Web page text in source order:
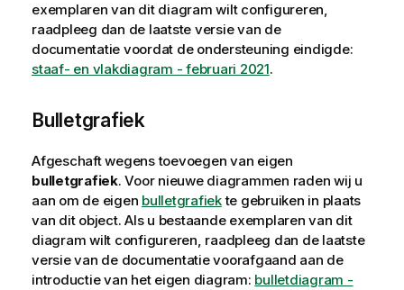
exemplaren van dit diagram wilt configureren,
raadpleeg dan de laatste versie van de
documentatie voordat de ondersteuning eindigde:
staaf- en vlakdiagram - februari 2021.
Bulletgrafiek
Afgeschaft wegens toevoegen van eigen
bulletgrafiek. Voor nieuwe diagrammen raden wij u
aan om de eigen bulletgrafiekte gebruiken in plaats
van dit object. Als u bestaande exemplaren van dit
diagram wilt configureren, raadpleeg dan de laatste
versie van de documentatie voorafgaand aan de
introductie van het eigen diagram: bulletdiagram -